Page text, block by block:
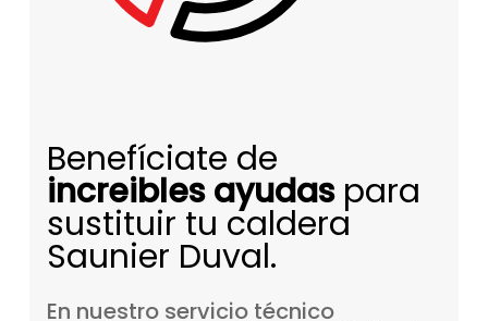
Benefíciate de
increibles ayudaspara
sustituir tu caldera
Saunier Duval.
En nuestro servicio técnico